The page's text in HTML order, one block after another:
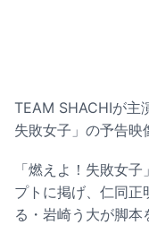
TEAM SHACHIが主
失敗女子」の予告映
「燃えよ！失敗女
プトに掲げ、仁同正
る・岩崎う大が脚